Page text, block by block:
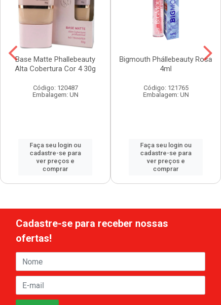
Base Matte Phallebeauty
Alta Cobertura Cor 4 30g
Código: 120487
Embalagem: UN
Faça seu login ou
cadastre-se para
ver preços e
comprar
Bigmouth Phállebeauty Rosa
4ml
Código: 121765
Embalagem: UN
Faça seu login ou
cadastre-se para
ver preços e
comprar
Cadastre-se para receber nossas
ofertas!